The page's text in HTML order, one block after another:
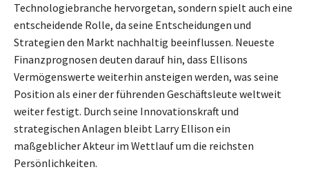
Technologiebranche hervorgetan, sondern spielt auch eine
entscheidende Rolle, da seine Entscheidungen und
Strategien den Markt nachhaltig beeinflussen. Neueste
Finanzprognosen deuten darauf hin, dass Ellisons
Vermögenswerte weiterhin ansteigen werden, was seine
Position als einer der führenden Geschäftsleute weltweit
weiter festigt. Durch seine Innovationskraft und
strategischen Anlagen bleibt Larry Ellison ein
maßgeblicher Akteur im Wettlauf um die reichsten
Persönlichkeiten.